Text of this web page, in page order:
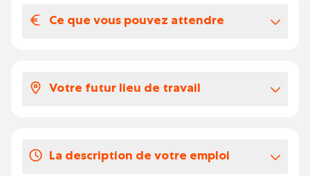
Ce que vous pouvez attendre
Voici à quoi ressemble votre package:
Votre futur lieu de travail
générations. Ses techniciens menuisiers sont
La description de votre emploi